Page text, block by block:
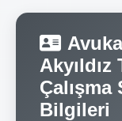
Bilgileri